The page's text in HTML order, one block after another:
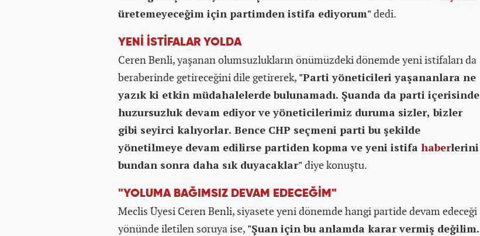
üretemeyeceğim için partimden istifa ediyorum"dedi.
YENİ İSTİFALAR YOLDA
Ceren Benli, yaşanan olumsuzlukların önümüzdeki dönemde yeni istifaları da
beraberinde getireceğini dile getirerek, "Parti yöneticileri yaşananlara ne
yazık ki etkin müdahalelerde bulunamadı. Şuanda da parti içerisinde
huzursuzluk devam ediyor ve yöneticilerimiz duruma sizler, bizler
gibi seyirci kalıyorlar. Bence CHP seçmeni parti bu şekilde
yönetilmeye devam edilirse partiden kopma ve yeni istifa haberlerini
bundan sonra daha sık duyacaklar"diye konuştu.
"YOLUMA BAĞIMSIZ DEVAM EDECEĞİM"
Meclis Üyesi Ceren Benli, siyasete yeni dönemde hangi partide devam edeceği
yönünde iletilen soruya ise, "Şuan için bu anlamda karar vermiş değilim.